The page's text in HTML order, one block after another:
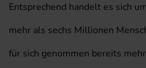
Entsprechend handelt es sich
mehr als sechs Millionen
für sich genommen bereits